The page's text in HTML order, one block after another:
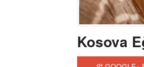
Kosova